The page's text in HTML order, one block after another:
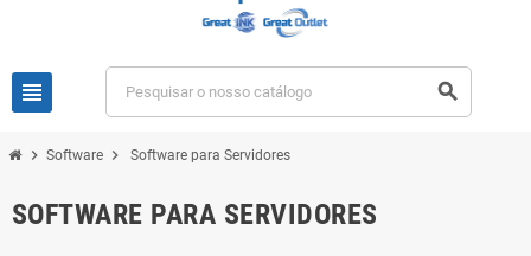
view_headline search
chevron_right Software chevron_right Software para Servidores
SOFTWARE PARA SERVIDORES